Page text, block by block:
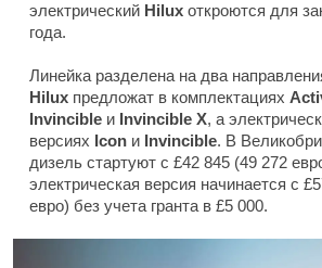
электрический Hilux откроются для
года.
Линейка разделена на два
Hilux предложат в комплектациях
Invincible и Invincible X, а
версиях Icon и Invincible. В
дизель стартуют с £42 845 (49 272
электрическая версия начинается с
евро) без учета гранта в £5 000.